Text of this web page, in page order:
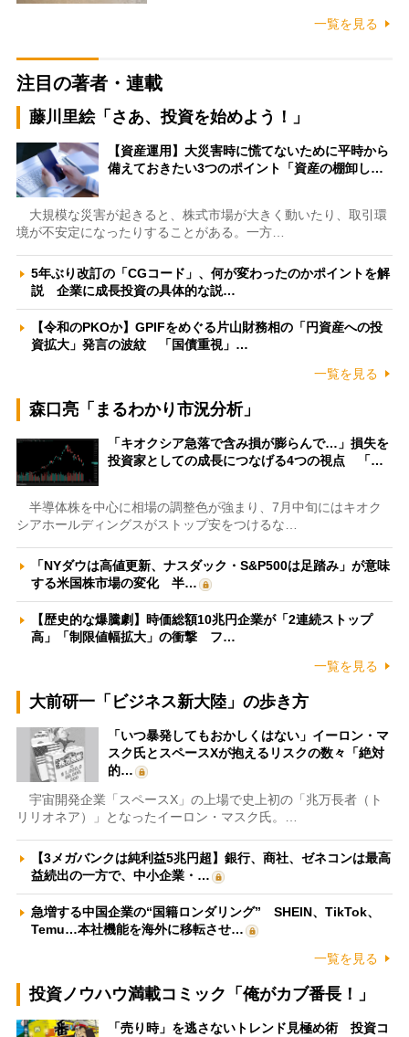
一覧を見る
注目の著者・連載
藤川里絵「さあ、投資を始めよう！」
【資産運用】大災害時に慌てないために平時から
備えておきたい3つのポイント「資産の棚卸し…
大規模な災害が起きると、株式市場が大きく動いたり、取引環
境が不安定になったりすることがある。一方…
5年ぶり改訂の「CGコード」、何が変わったのかポイントを解
説 企業に成長投資の具体的な説…
【令和のPKOか】GPIFをめぐる片山財務相の「円資産への投
資拡大」発言の波紋 「国債重視」…
一覧を見る
森口亮「まるわかり市況分析」
「キオクシア急落で含み損が膨らんで…」損失を
投資家としての成長につなげる4つの視点 「…
半導体株を中心に相場の調整色が強まり、7月中旬にはキオク
シアホールディングスがストップ安をつけるな…
「NYダウは高値更新、ナスダック・S&P500は足踏み」が意味
する米国株市場の変化 半…
【歴史的な爆騰劇】時価総額10兆円企業が「2連続ストップ
高」「制限値幅拡大」の衝撃 フ…
一覧を見る
大前研一「ビジネス新大陸」の歩き方
「いつ暴発してもおかしくはない」イーロン・マ
スク氏とスペースXが抱えるリスクの数々「絶対
的…
宇宙開発企業「スペースX」の上場で史上初の「兆万長者（ト
リリオネア）」となったイーロン・マスク氏。…
【3メガバンクは純利益5兆円超】銀行、商社、ゼネコンは最高
益続出の一方で、中小企業・…
急増する中国企業の“国籍ロンダリング” SHEIN、TikTok、
Temu…本社機能を海外に移転させ…
一覧を見る
投資ノウハウ満載コミック「俺がカブ番長！」
「売り時」を逃さないトレンド見極め術 投資コ